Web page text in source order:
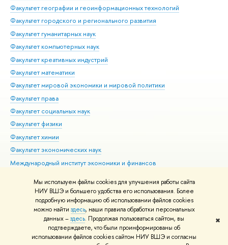
Мы используем файлы cookies для улучшения работы сайта
НИУ ВШЭ и большего удобства его использования. Более
подробную информацию об использовании файлов cookies
можно найти здесь, наши правила обработки персональных
данных –здесь. Продолжая пользоваться сайтом, вы
подтверждаете, что были проинформированы об
использовании файлов cookies сайтом НИУ ВШЭ и согласны
✖
Факультет географии и геоинформационных технологий
Факультет городского и регионального развития
Факультет гуманитарных наук
Факультет компьютерных наук
Факультет креативных индустрий
Факультет математики
Факультет мировой экономики и мировой политики
Факультет права
Факультет социальных наук
Факультет физики
Факультет химии
Факультет экономических наук
Международный институт экономики и финансов
Тихонова
© НИУ ВШЭ 1993–2026 Адреса и контакты Условия использования